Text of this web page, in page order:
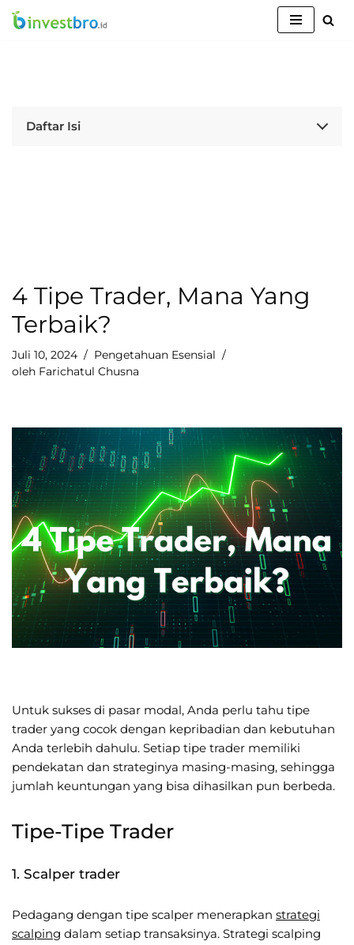
Daftar Isi
4 Tipe Trader, Mana Yang
Terbaik?
Juli 10, 2024
Pengetahuan Esensial
oleh Farichatul Chusna
Untuk sukses di pasar modal, Anda perlu tahu tipe
trader yang cocok dengan kepribadian dan kebutuhan
Anda terlebih dahulu. Setiap tipe trader memiliki
pendekatan dan strateginya masing-masing, sehingga
jumlah keuntungan yang bisa dihasilkan pun berbeda.
Tipe-Tipe Trader
1. Scalper trader
Pedagang dengan tipe scalper menerapkan strategi
scalping dalam setiap transaksinya. Strategi scalping